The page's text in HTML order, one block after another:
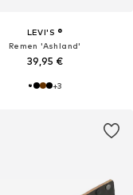
LEVI'S ®
Remen 'Ashland'
39,95 €
+3